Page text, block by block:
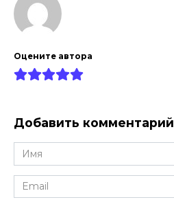
Оцените автора
Добавить комментарий
Имя
Email